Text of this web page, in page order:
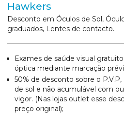
Hawkers
Desconto em Óculos de Sol,
graduados, Lentes de contacto.
Exames de saúde visual
óptica mediante marcação
50% de desconto sobre o
de sol e não acumulável com
vigor. (Nas lojas outlet esse
preço original);